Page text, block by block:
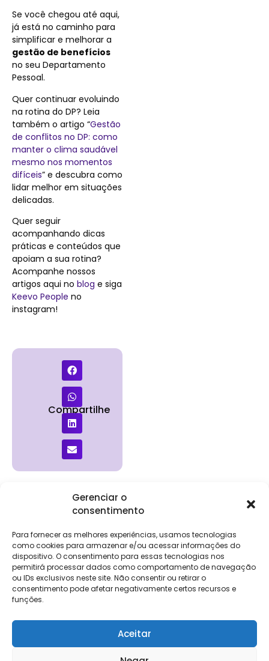
Gerenciar o
consentimento
Para fornecer as melhores experiências, usamos tecnologias
como cookies para armazenar e/ou acessar informações do
dispositivo. O consentimento para essas tecnologias nos
permitirá processar dados como comportamento de navegação
ou IDs exclusivos neste site. Não consentir ou retirar o
consentimento pode afetar negativamente certos recursos e
funções.
Aceitar
Se você chegou até aqui,
já está no caminho para
simplificar e melhorar a
gestão de benefícios
no seu Departamento
Pessoal.
Quer continuar evoluindo
na rotina do DP? Leia
também o artigo “Gestão
de conflitos no DP: como
manter o clima saudável
mesmo nos momentos
difíceis” e descubra como
lidar melhor em situações
delicadas.
Quer seguir
acompanhando dicas
práticas e conteúdos que
apoiam a sua rotina?
Acompanhe nossos
artigos aqui no blog e siga
Keevo People no
instagram!
Compartilhe
Institucional
Trabalhe
Conosco
Contato
Relatório de
Salarial
Clientes
Login
Eventos
Contábeis
Holos
NG Essence
Soluções
DP e RH
NG Folha
eKeep
FisCo